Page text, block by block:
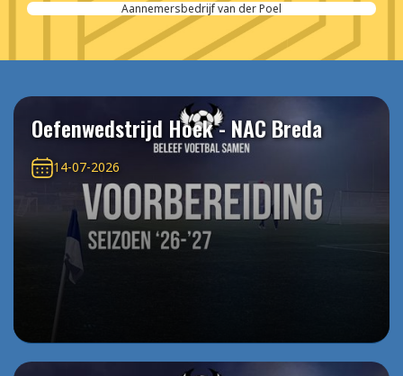
Aannemersbedrijf van der Poel
Oefenwedstrijd Hoek - NAC Breda
14-07-2026